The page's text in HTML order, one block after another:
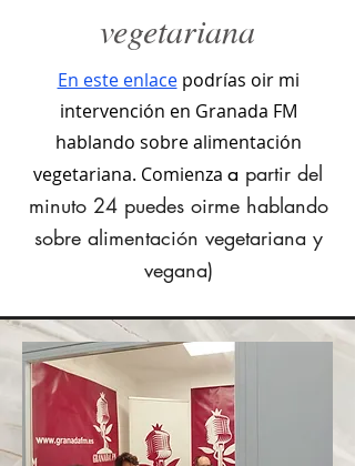
vegetariana
En este enlace podrías oir mi
intervención en Granada FM
hablando sobre alimentación
vegetariana. Comienza a partir del
minuto 24 puedes oirme hablando
sobre alimentación vegetariana y
vegana)